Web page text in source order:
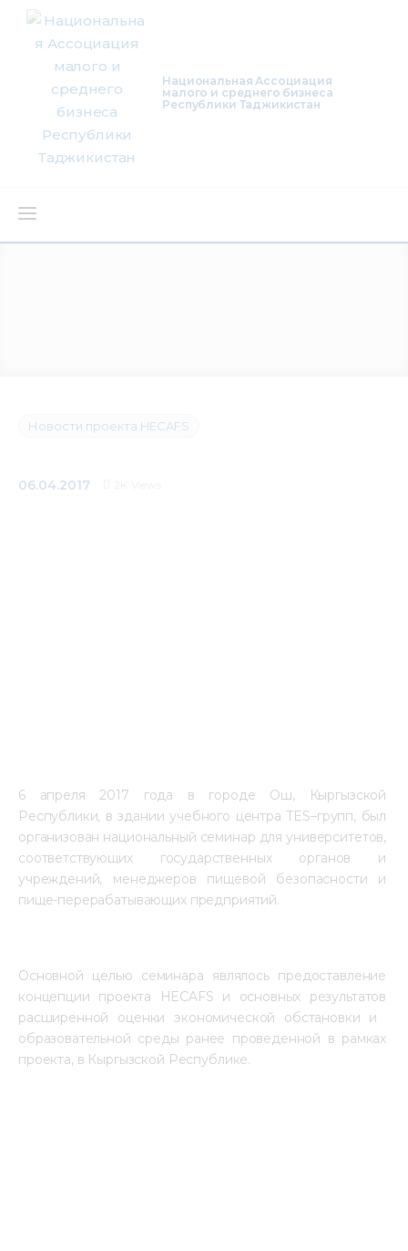
Национальная Ассоциация
малого и среднего бизнеса
Республики Таджикистан
О нас
Медиацентр
Инфоресурсы
Новости проекта HECAFS
06.04.2017
6 апреля 2017 года в городе Ош, Кыргызской
Республики, в здании учебного центра TES–групп, был
организован национальный семинар для университетов,
соответствующих государственных органов и
учреждений, менеджеров пищевой безопасности и
пище-перерабатывающих предприятий.
Основной целью семинара являлось предоставление
концепции проекта
HECAFS и основных результатов
расширенной оценки экономической обстановки и
образовательной среды ранее проведенной в рамках
проекта, в Кыргызской Республике.